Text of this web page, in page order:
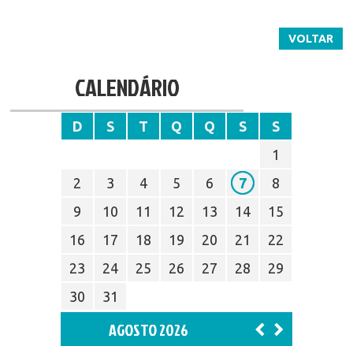
VOLTAR
CALENDÁRIO
D S T Q Q S
S
1
2
3 4 5 6 7
8
9
10 11 12 13 14
15
16
17 18 19 20 21
22
23
24 25 26 27 28
29
30
31
AGOSTO 2026